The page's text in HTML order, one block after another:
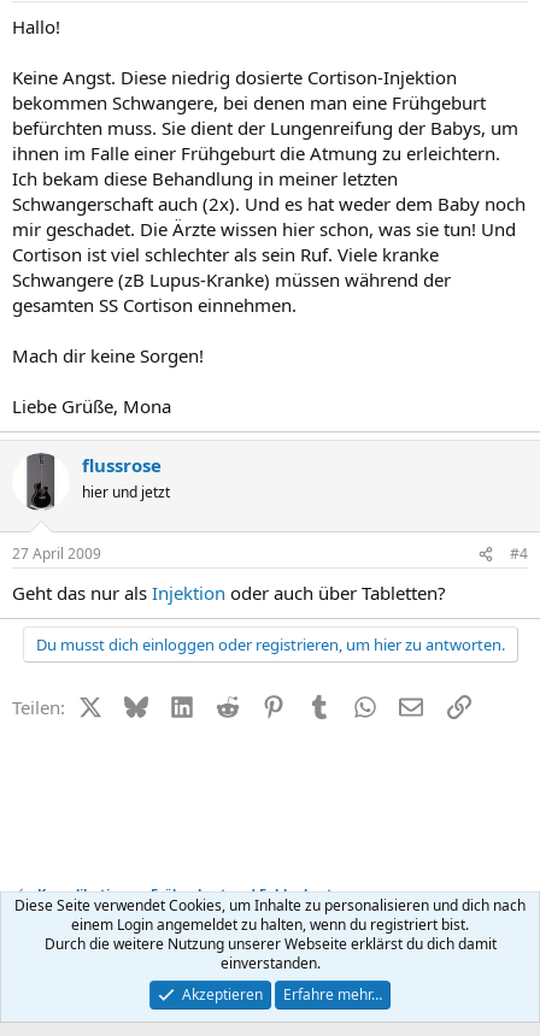
Hallo!
Keine Angst. Diese niedrig dosierte Cortison-Injektion
bekommen Schwangere, bei denen man eine Frühgeburt
befürchten muss. Sie dient der Lungenreifung der Babys, um
ihnen im Falle einer Frühgeburt die Atmung zu erleichtern.
Ich bekam diese Behandlung in meiner letzten
Schwangerschaft auch (2x). Und es hat weder dem Baby noch
mir geschadet. Die Ärzte wissen hier schon, was sie tun! Und
Cortison ist viel schlechter als sein Ruf. Viele kranke
Schwangere (zB Lupus-Kranke) müssen während der
gesamten SS Cortison einnehmen.
Mach dir keine Sorgen!
Liebe Grüße, Mona
flussrose
hier und jetzt
27 April 2009 #4
Geht das nur als Injektion oder auch über Tabletten?
Du musst dich einloggen oder registrieren, um hier zu antworten.
Teilen: X (Twitter)
BlueskyLinkedIn
Reddit PinterestTumblr WhatsApp
E-MailLink
Komplikationen, Frühgeburt und Fehlgeburt
Kontakt Nutzungsbedingungen Datenschutz Hilfe
R
Community platform by XenForo ® © 2010-2026 XenForo Ltd.
Diese Seite verwendet Cookies, um Inhalte zu personalisieren und dich nach
einem Login angemeldet zu halten, wenn du registriert bist.
Durch die weitere Nutzung unserer Webseite erklärst du dich damit
einverstanden.
Akzeptieren
Erfahre mehr…